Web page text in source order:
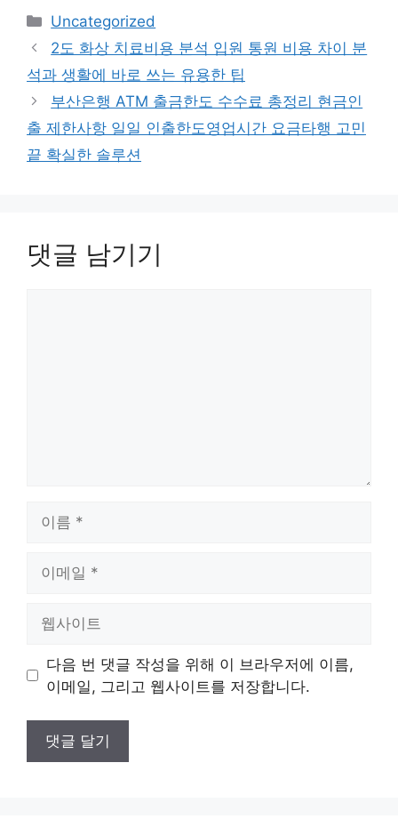
카
테
리
Uncategorized
2도 화상 치료비용 분석 입원 통원 비용 차이 분
석과 생활에 바로 쓰는 유용한 팁
부산은행 ATM 출금한도 수수료 총정리 현금인
출 제한사항 일일 인출한도영업시간 요금타행 고민
끝 확실한 솔루션
댓글 남기기
트
다음 번 댓글 작성을 위해 이 브라우저에 이름,
이메일, 그리고 웹사이트를 저장합니다.